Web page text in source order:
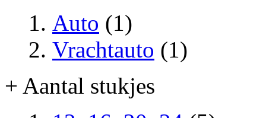
Auto (1)
Vrachtauto (1)
+ Aantal stukjes